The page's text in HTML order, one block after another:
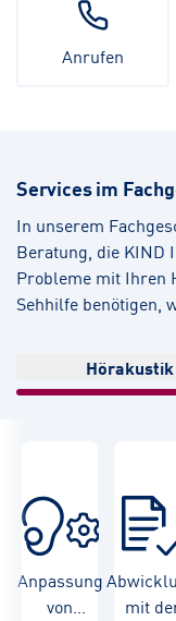
Anrufen
Services im
In unserem
Beratung, die KIND
Probleme mit Ihren
Sehhilfe benötigen,
Hörakustik
Anpassung
von
mit